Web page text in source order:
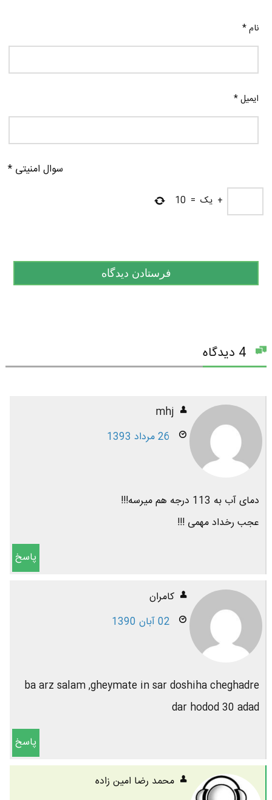
نام*
ایمیل*
سوال امنیتی *
+ یک =
10
mhj
26 مرداد 1393
دمای آب به 113 درجه هم میرسه!!!
عجب رخداد مهمی !!!
پاسخ
کامران
02 آبان 1390
ba arz salam ,gheymate in sar doshiha cheghadre
dar hodod 30 adad
پاسخ
محمد رضا امين زاده